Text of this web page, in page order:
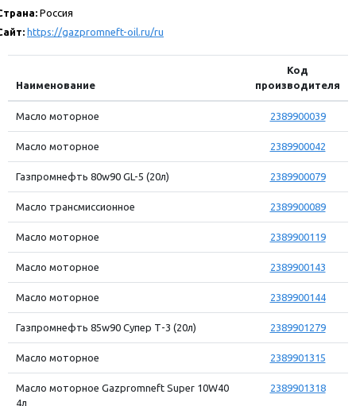
Россия
https://gazpromneft-oil.ru/ru
Наименование
Код
производителя
Масло моторное 2389900039
Масло моторное 2389900042
Газпромнефть 80w90 GL-5 (20л) 2389900079
Масло трансмиссионное 2389900089
Масло моторное 2389900119
Масло моторное 2389900143
Масло моторное 2389900144
Газпромнефть 85w90 Супер Т-3 (20л) 2389901279
Масло моторное 2389901315
Масло моторное Gazpromneft Super 10W40
4л
2389901318